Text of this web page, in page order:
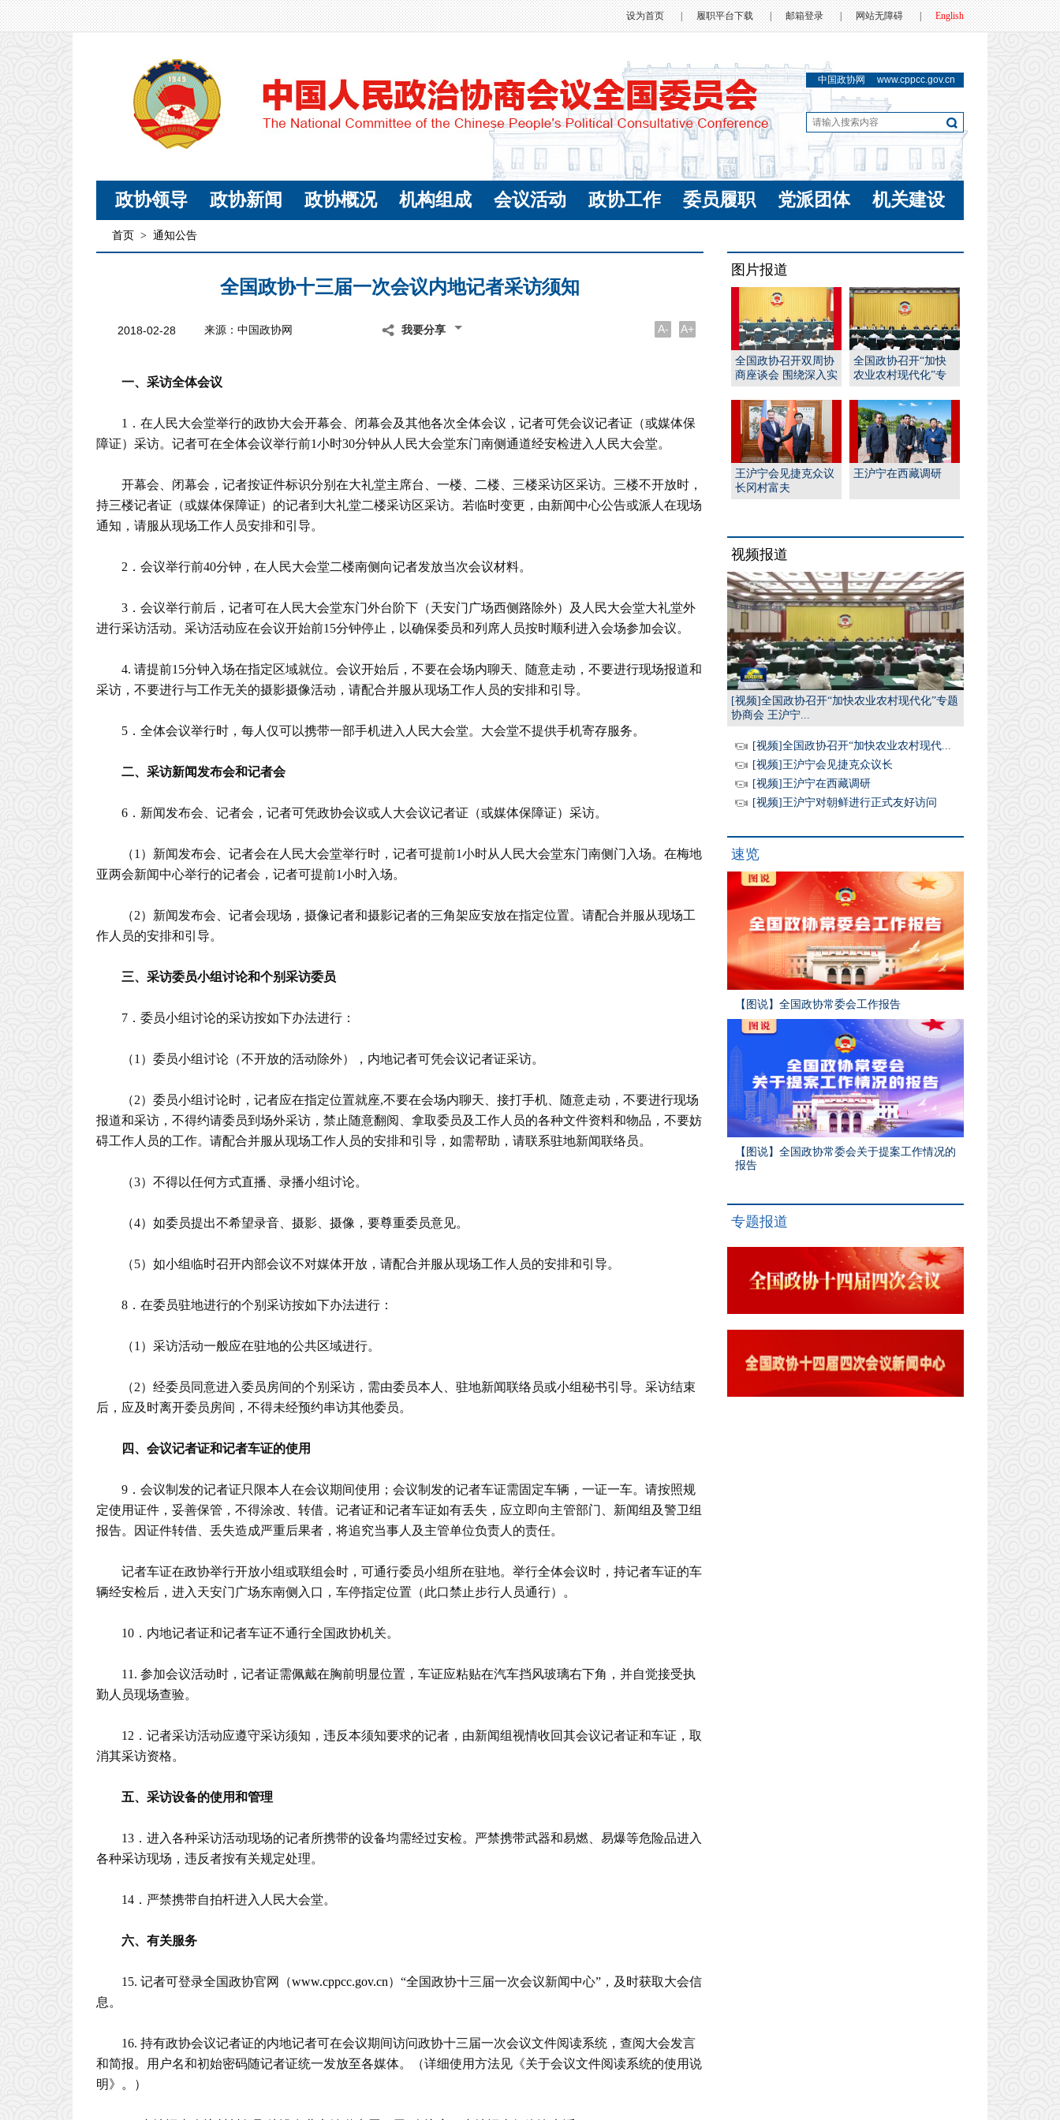
设为首页 履职平台下载 | 邮箱登录 网站无障碍 | English
中国政协网 www.cppcc.gov.cn
政协领导 政协新闻 政协概况 机构组成 会议活动 政协工作 委员履职 党派团体 机关建设
首页 > 通知公告
全国政协十三届一次会议内地记者采访须知
2018-02-28 来源：中国政协网 我要分享 A- A+
一、采访全体会议
1．在人民大会堂举行的政协大会开幕会、闭幕会及其他各次全体会议，记者可凭会议记者证（或媒体保
障证）采访。记者可在全体会议举行前1小时30分钟从人民大会堂东门南侧通道经安检进入人民大会堂。
开幕会、闭幕会，记者按证件标识分别在大礼堂主席台、一楼、二楼、三楼采访区采访。三楼不开放时，
持三楼记者证（或媒体保障证）的记者到大礼堂二楼采访区采访。若临时变更，由新闻中心公告或派人在现场
通知，请服从现场工作人员安排和引导。
2．会议举行前40分钟，在人民大会堂二楼南侧向记者发放当次会议材料。
3．会议举行前后，记者可在人民大会堂东门外台阶下（天安门广场西侧路除外）及人民大会堂大礼堂外
进行采访活动。采访活动应在会议开始前15分钟停止，以确保委员和列席人员按时顺利进入会场参加会议。
4. 请提前15分钟入场在指定区域就位。会议开始后，不要在会场内聊天、随意走动，不要进行现场报道和
采访，不要进行与工作无关的摄影摄像活动，请配合并服从现场工作人员的安排和引导。
5．全体会议举行时，每人仅可以携带一部手机进入人民大会堂。大会堂不提供手机寄存服务。
二、采访新闻发布会和记者会
6．新闻发布会、记者会，记者可凭政协会议或人大会议记者证（或媒体保障证）采访。
（1）新闻发布会、记者会在人民大会堂举行时，记者可提前1小时从人民大会堂东门南侧门入场。在梅地
亚两会新闻中心举行的记者会，记者可提前1小时入场。
（2）新闻发布会、记者会现场，摄像记者和摄影记者的三角架应安放在指定位置。请配合并服从现场工
作人员的安排和引导。
三、采访委员小组讨论和个别采访委员
7．委员小组讨论的采访按如下办法进行：
（1）委员小组讨论（不开放的活动除外），内地记者可凭会议记者证采访。
（2）委员小组讨论时，记者应在指定位置就座,不要在会场内聊天、接打手机、随意走动，不要进行现场
报道和采访，不得约请委员到场外采访，禁止随意翻阅、拿取委员及工作人员的各种文件资料和物品，不要妨
碍工作人员的工作。请配合并服从现场工作人员的安排和引导，如需帮助，请联系驻地新闻联络员。
（3）不得以任何方式直播、录播小组讨论。
（4）如委员提出不希望录音、摄影、摄像，要尊重委员意见。
（5）如小组临时召开内部会议不对媒体开放，请配合并服从现场工作人员的安排和引导。
8．在委员驻地进行的个别采访按如下办法进行：
（1）采访活动一般应在驻地的公共区域进行。
（2）经委员同意进入委员房间的个别采访，需由委员本人、驻地新闻联络员或小组秘书引导。采访结束
后，应及时离开委员房间，不得未经预约串访其他委员。
四、会议记者证和记者车证的使用
9．会议制发的记者证只限本人在会议期间使用；会议制发的记者车证需固定车辆，一证一车。请按照规
定使用证件，妥善保管，不得涂改、转借。记者证和记者车证如有丢失，应立即向主管部门、新闻组及警卫组
报告。因证件转借、丢失造成严重后果者，将追究当事人及主管单位负责人的责任。
记者车证在政协举行开放小组或联组会时，可通行委员小组所在驻地。举行全体会议时，持记者车证的车
辆经安检后，进入天安门广场东南侧入口，车停指定位置（此口禁止步行人员通行）。
10．内地记者证和记者车证不通行全国政协机关。
11. 参加会议活动时，记者证需佩戴在胸前明显位置，车证应粘贴在汽车挡风玻璃右下角，并自觉接受执
勤人员现场查验。
12．记者采访活动应遵守采访须知，违反本须知要求的记者，由新闻组视情收回其会议记者证和车证，取
消其采访资格。
五、采访设备的使用和管理
13．进入各种采访活动现场的记者所携带的设备均需经过安检。严禁携带武器和易燃、易爆等危险品进入
各种采访现场，违反者按有关规定处理。
14．严禁携带自拍杆进入人民大会堂。
六、有关服务
15. 记者可登录全国政协官网（www.cppcc.gov.cn）“全国政协十三届一次会议新闻中心”，及时获取大会信
息。
16. 持有政协会议记者证的内地记者可在会议期间访问政协十三届一次会议文件阅读系统，查阅大会发言
和简报。用户名和初始密码随记者证统一发放至各媒体。（详细使用方法见《关于会议文件阅读系统的使用说
明》。）
图片报道
全国政协召开双周协
商座谈会 围绕深入实
动...
全国政协召开“加快
农业农村现代化”专
并...
王沪宁会见捷克众议
长冈村富夫
王沪宁在西藏调研
视频报道
[视频]全国政协召开“加快农业农村现代化”专题
协商会 王沪宁...
[视频]全国政协召开“加快农业农村现代...
[视频]王沪宁会见捷克众议长
[视频]王沪宁在西藏调研
[视频]王沪宁对朝鲜进行正式友好访问
速览
【图说】全国政协常委会工作报告
【图说】全国政协常委会关于提案工作情况的
报告
专题报道